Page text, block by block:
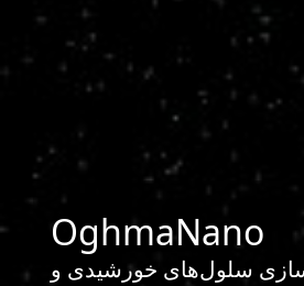
OghmaNano